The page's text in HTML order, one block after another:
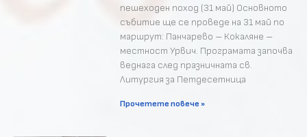
пешеходен поход (31 май) ​Основното
събитие ще се проведе на 31 май по
маршрут: Панчарево – Кокаляне –
местност Урвич. Програмата започва
веднага след празничната св.
Литургия за Петдесетница
Прочетете повече »